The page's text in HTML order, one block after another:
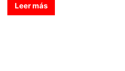
Leer más